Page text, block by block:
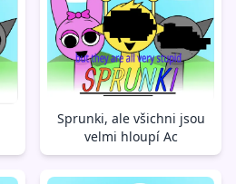
Sprunki, ale všichni jsou
velmi hloupí Ac